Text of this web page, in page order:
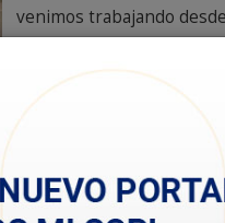
venimos trabajando
esta primera etapa
mejoran la eficiencia
1.200 metros de
el servicio